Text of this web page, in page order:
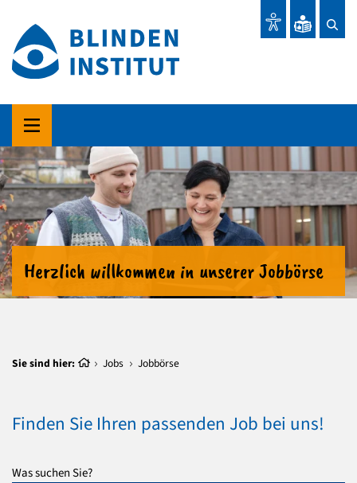
Herzlich willkommen in unserer Jobbörse
Sie sind hier: Jobs Jobbörse
Finden Sie Ihren passenden Job bei uns!
Was suchen Sie?